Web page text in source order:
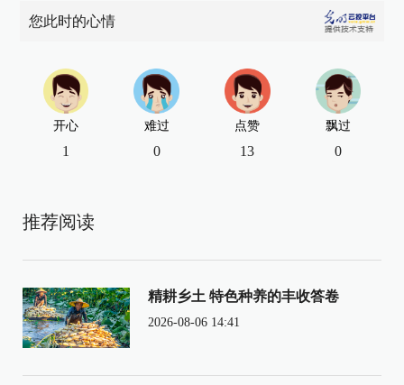
您此时的心情
开心
1
难过
0
点赞
13
飘过
0
推荐阅读
精耕乡土 特色种养的丰收答卷
2026-08-06 14:41